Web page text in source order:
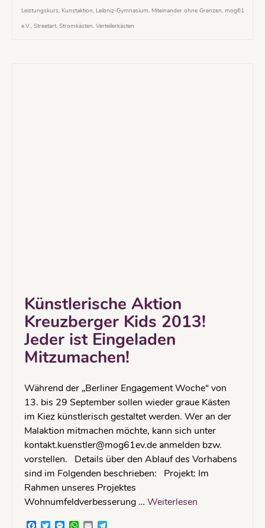
Leistungskurs, Kunstaktion, Leibniz-Gymnasium, Miteinander ohne Grenzen, mog61
e.V., Streetart, Stromkästen, Verteilerkästen
Künstlerische Aktion
Kreuzberger Kids 2013!
Jeder ist Eingeladen
Mitzumachen!
Während der „Berliner Engagement Woche“ von
13. bis 29 September sollen wieder graue Kästen
im Kiez künstlerisch gestaltet werden. Wer an der
Malaktion mitmachen möchte, kann sich unter
kontakt.kuenstler@mog61ev.de anmelden bzw.
vorstellen. Details über den Ablauf des Vorhabens
sind im Folgenden beschrieben: Projekt: Im
Rahmen unseres Projektes
Wohnumfeldverbesserung … Weiterlesen